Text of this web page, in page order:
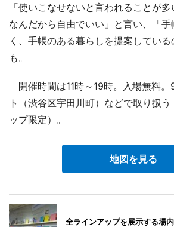
「使いこなせないと言われることが
なんだから自由でいい」と言い、「
く、手帳のある暮らしを提案してい
も。
開催時間は11時～19時。入場無料。
ト（渋谷区宇田川町）などで取り扱
ップ限定）。
地図を見る
全ラインアップを展示する場内